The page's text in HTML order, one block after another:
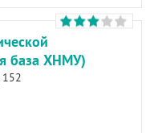
база ХНМУ)
152